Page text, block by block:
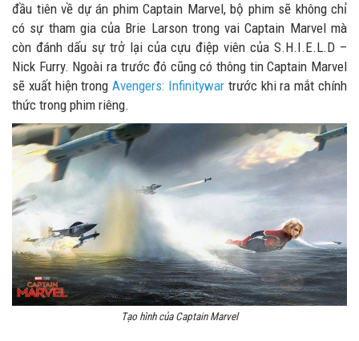
đầu tiên về dự án phim Captain Marvel, bộ phim sẽ không chỉ
có sự tham gia của Brie Larson trong vai Captain Marvel mà
còn đánh dấu sự trở lại của cựu điệp viên của S.H.I.E.L.D –
Nick Furry. Ngoài ra trước đó cũng có thông tin Captain Marvel
sẽ xuất hiện trongAvengers: Infinitywar trước khi ra mắt chính
thức trong phim riêng.
Tạo hình của Captain Marvel